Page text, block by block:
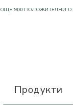
САМО ПРОДУКТИ ОТ
Продукти